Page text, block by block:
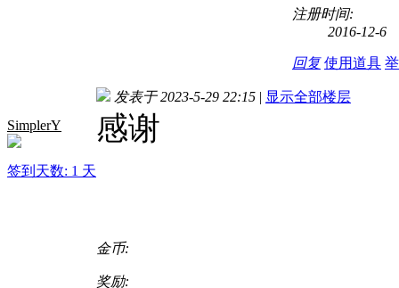
注册时间:
2016-12-6
回复 使用道具
SimplerY
签到天数: 1 天
发表于 2023-5-29 22:15 | 显示全部楼层
感谢
金币:
奖励: